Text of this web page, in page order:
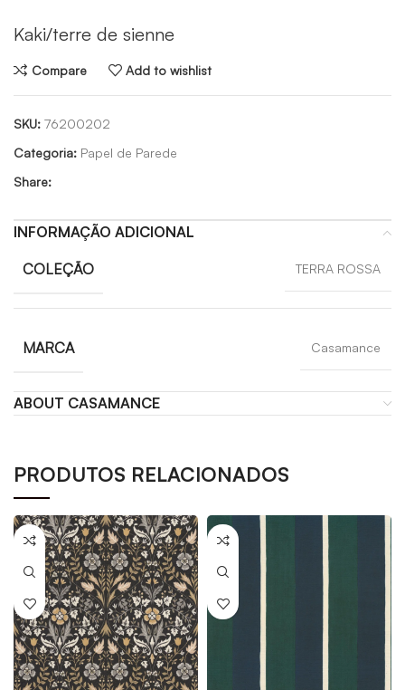
Kaki/terre de sienne
Compare Add to wishlist
SKU: 76200202
Categoria: Papel de Parede
Share:
INFORMAÇÃO ADICIONAL
COLEÇÃO TERRA ROSSA
MARCA Casamance
ABOUT CASAMANCE
PRODUTOS RELACIONADOS